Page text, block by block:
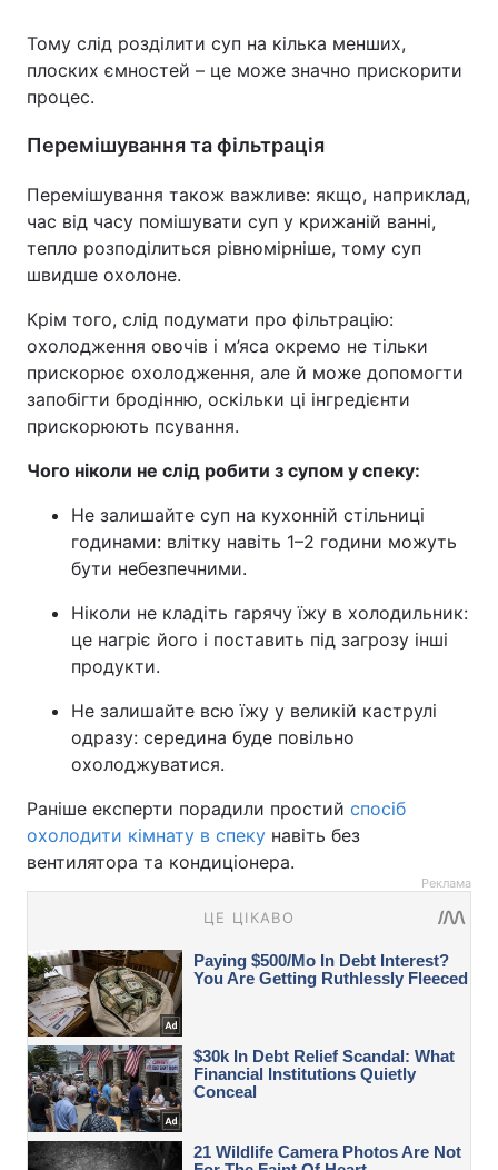
Тому слід розділити суп на кілька менших,
плоских ємностей – це може значно прискорити
процес.
Перемішування та фільтрація
Перемішування також важливе: якщо, наприклад,
час від часу помішувати суп у крижаній ванні,
тепло розподілиться рівномірніше, тому суп
швидше охолоне.
Крім того, слід подумати про фільтрацію:
охолодження овочів і м’яса окремо не тільки
прискорює охолодження, але й може допомогти
запобігти бродінню, оскільки ці інгредієнти
прискорюють псування.
Чого ніколи не слід робити з супом у спеку:
Не залишайте суп на кухонній стільниці
годинами: влітку навіть 1–2 години можуть
бути небезпечними.
Ніколи не кладіть гарячу їжу в холодильник:
це нагріє його і поставить під загрозу інші
продукти.
Не залишайте всю їжу у великій каструлі
одразу: середина буде повільно
охолоджуватися.
Раніше експерти порадили простий спосіб
охолодити кімнату в спеку навіть без
вентилятора та кондиціонера.
Реклама